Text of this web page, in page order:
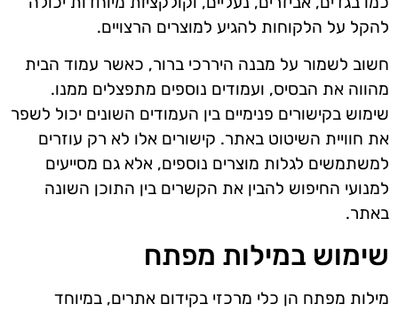
להקל על הלקוחות להגיע למוצרים הרצויים.
חשוב לשמור על מבנה היררכי ברור, כאשר עמוד הבית
מהווה את הבסיס, ועמודים נוספים מתפצלים ממנו.
שימוש בקישורים פנימיים בין העמודים השונים יכול לשפר
את חוויית השיטוט באתר. קישורים אלו לא רק עוזרים
למשתמשים לגלות מוצרים נוספים, אלא גם מסייעים
למנועי החיפוש להבין את הקשרים בין התוכן השונה
באתר.
שימוש במילות מפתח
מילות מפתח הן כלי מרכזי בקידום אתרים, במיוחד